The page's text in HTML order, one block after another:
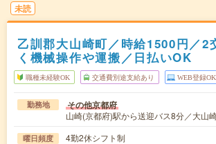
未読
乙訓郡大山崎町／時給1500円／2
く機械操作や運搬／日払いOK
職種未経験OK 交通費別途支給あり WEB登録OK
勤務地 その他京都府
山崎(京都府)駅から送迎バス8分／大山
曜日頻度 4勤2休シフト制